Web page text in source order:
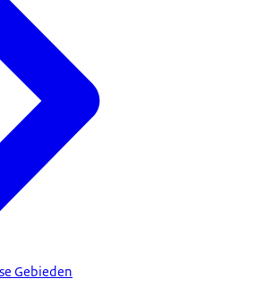
Gebieden